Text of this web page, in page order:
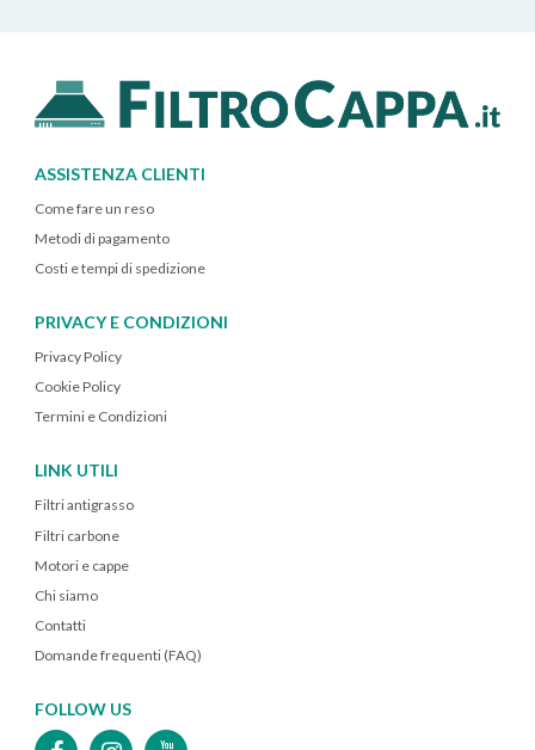
ASSISTENZA CLIENTI
Come fare un reso
Metodi di pagamento
Costi e tempi di spedizione
PRIVACY E CONDIZIONI
Privacy Policy
Cookie Policy
Termini e Condizioni
LINK UTILI
Filtri antigrasso
Filtri carbone
Motori e cappe
Chi siamo
Contatti
Domande frequenti (FAQ)
FOLLOW US